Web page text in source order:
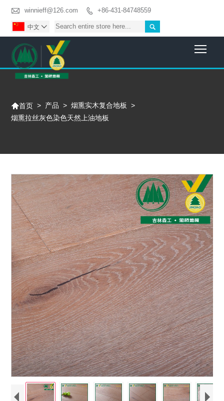
 winnieff@126.com  +86-431-84748559

中文 
首页 > 产品 > 烟熏实木复合地板
>
烟熏拉丝灰色染色天然上油地板